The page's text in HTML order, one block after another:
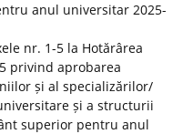
anul universitar 2025-
nr. 1-5 la Hotărârea
privind aprobarea
și al specializărilor/
și a structurii
superior pentru anul